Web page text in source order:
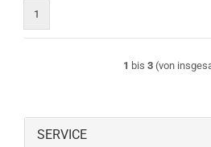
1
1 bis 3 (von
SERVICE